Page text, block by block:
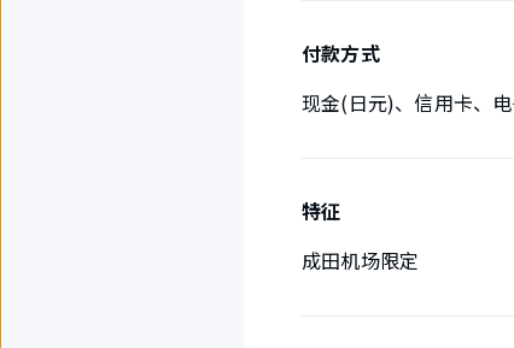
付款方式
现金(日元)、信用卡、
特征
成田机场限定